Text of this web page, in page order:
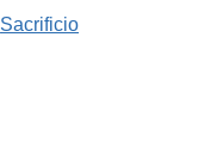
Sacrificio